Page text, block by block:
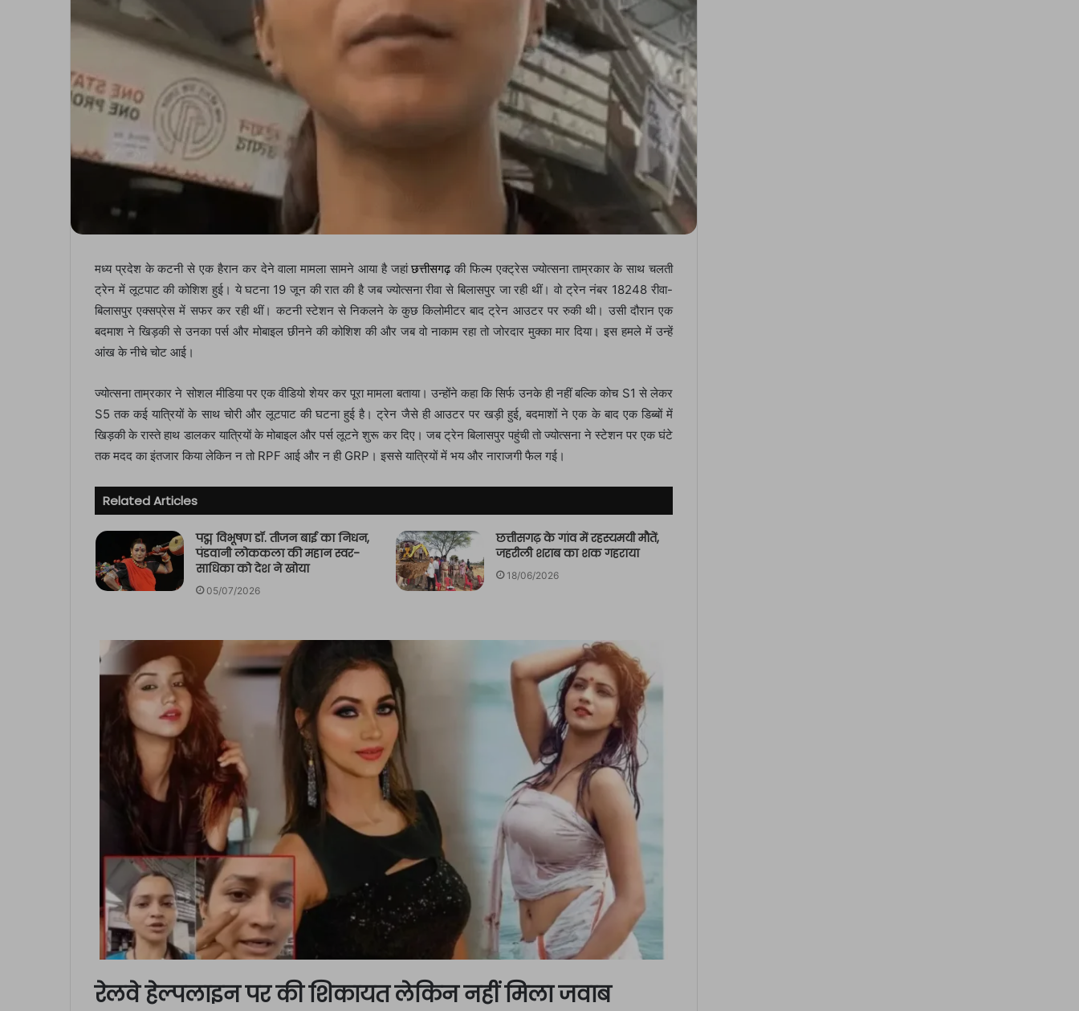
मध्य प्रदेश के कटनी से एक हैरान कर देने वाला मामला सामने आया है जहांछत्तीसगढ़की फिल्म एक्ट्रेस ज्योत्सना ताम्रकार के साथ चलती
ट्रेन में लूटपाट की कोशिश हुई। ये घटना 19 जून की रात की है जब ज्योत्सना रीवा से बिलासपुर जा रही थीं। वो ट्रेन नंबर 18248 रीवा-
बिलासपुर एक्सप्रेस में सफर कर रही थीं। कटनी स्टेशन से निकलने के कुछ किलोमीटर बाद ट्रेन आउटर पर रुकी थी। उसी दौरान एक
बदमाश ने खिड़की से उनका पर्स और मोबाइल छीनने की कोशिश की और जब वो नाकाम रहा तो जोरदार मुक्का मार दिया। इस हमले में उन्हें
आंख के नीचे चोट आई।
ज्योत्सना ताम्रकार ने सोशल मीडिया पर एक वीडियो शेयर कर पूरा मामला बताया। उन्होंने कहा कि सिर्फ उनके ही नहीं बल्कि कोच S1 से लेकर
S5 तक कई यात्रियों के साथ चोरी और लूटपाट की घटना हुई है। ट्रेन जैसे ही आउटर पर खड़ी हुई, बदमाशों ने एक के बाद एक डिब्बों में
खिड़की के रास्ते हाथ डालकर यात्रियों के मोबाइल और पर्स लूटने शुरू कर दिए। जब ट्रेन बिलासपुर पहुंची तो ज्योत्सना ने स्टेशन पर एक घंटे
तक मदद का इंतजार किया लेकिन न तो RPF आई और न ही GRP। इससे यात्रियों में भय और नाराजगी फैल गई।
Related Articles
पद्म विभूषण डॉ. तीजन बाई का निधन,
पंडवानी लोककला की महान स्वर-
साधिका को देश ने खोया
05/07/2026
छत्तीसगढ़ के गांव में रहस्यमयी मौतें,
जहरीली शराब का शक गहराया
18/06/2026
रेलवे हेल्पलाइन पर की शिकायत लेकिन नहीं मिला जवाब